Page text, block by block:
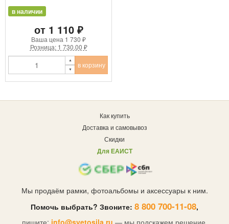
в наличии
от 1 110 ₽
Ваша цена 1 730 ₽
Розница: 1 730.00 ₽
в корзину
Как купить
Доставка и самовывоз
Скидки
Для ЕАИСТ
Мы продаём рамки, фотоальбомы и аксессуары к ним.
Помочь выбрать? Звоните: 8 800 700-11-08,
пишите: info@svetosila.ru — мы подскажем решение.